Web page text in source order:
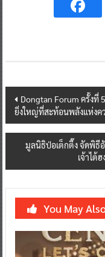
Post
navigation
Dongtan Forum ครั้งที่
ยิ่งใหญ่ที่สะท้อนพลังแห่งค
มูลนิธิป่อเต็กตึ๊ง จัดพิธี
เจ้าไต้
You May